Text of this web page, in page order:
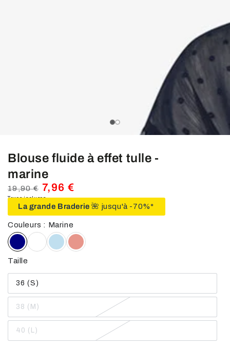
slide_0
slide_current
slide_1
Blouse fluide à effet tulle -
marine
Prix
normal
19,90 €
Prix
de
vente
7,96 €
Taxes incluses.
La grande Braderie 🌺 jusqu'à -70%*
Couleurs : Marine
Taille
36 (S)
Variante
épuisée
indisponible
38 (M)
Variante
épuisée
indisponible
40 (L)
Variante
épuisée